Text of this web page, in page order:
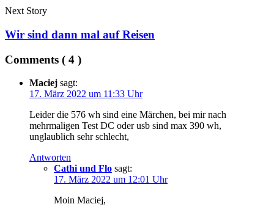
Next Story
Wir sind dann mal auf Reisen
Comments ( 4 )
Maciej sagt:
17. März 2022 um 11:33 Uhr
Leider die 576 wh sind eine Märchen, bei mir nach
mehrmaligen Test DC oder usb sind max 390 wh,
unglaublich sehr schlecht,
Antworten
Cathi und Flo sagt:
17. März 2022 um 12:01 Uhr
Moin Maciej,